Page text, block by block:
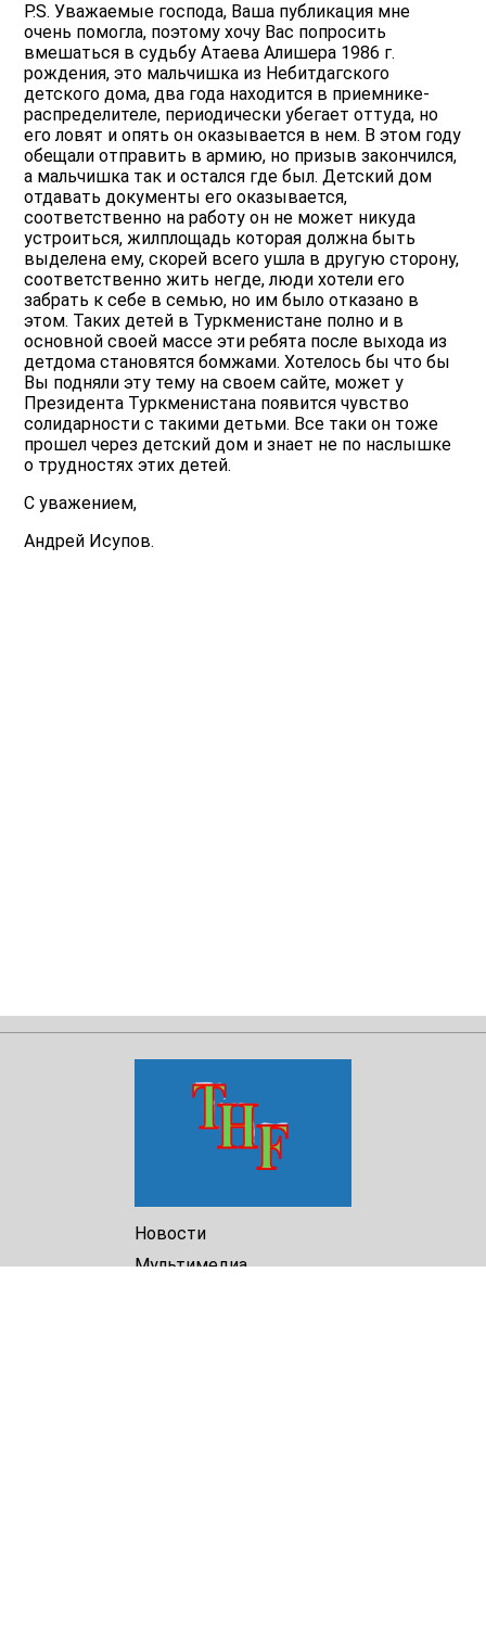
P.S. Уважаемые господа, Ваша публикация мне
очень помогла, поэтому хочу Вас попросить
вмешаться в судьбу Атаева Алишера 1986 г.
рождения, это мальчишка из Небитдагского
детского дома, два года находится в приемнике-
распределителе, периодически убегает оттуда, но
его ловят и опять он оказывается в нем. В этом году
обещали отправить в армию, но призыв закончился,
а мальчишка так и остался где был. Детский дом
отдавать документы его оказывается,
соответственно на работу он не может никуда
устроиться, жилплощадь которая должна быть
выделена ему, скорей всего ушла в другую сторону,
соответственно жить негде, люди хотели его
забрать к себе в семью, но им было отказано в
этом. Таких детей в Туркменистане полно и в
основной своей массе эти ребята после выхода из
детдома становятся бомжами. Хотелось бы что бы
Вы подняли эту тему на своем сайте, может у
Президента Туркменистана появится чувство
солидарности с такими детьми. Все таки он тоже
прошел через детский дом и знает не по наслышке
о трудностях этих детей.
С уважением,
Андрей Исупов.
Новости
Мультимедиа